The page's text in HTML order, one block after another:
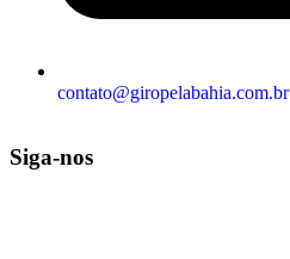
contato@giropelabahia.com.br
Siga-nos